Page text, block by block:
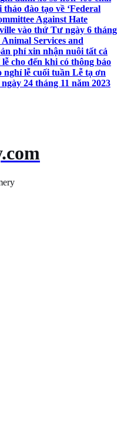
thảo đào tạo về ‘Federal
Against Hate
vào thứ Tư ngày 6 tháng
Services and
phí xin nhận nuôi tất cả
cho đến khi có thông báo
lễ cuối tuần Lễ tạ ơn
24 tháng 11 năm 2023